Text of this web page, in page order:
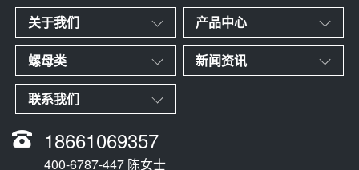
关于我们 产品中心
螺母类 新闻资讯
联系我们
18661069357
400-6787-447 陈女士